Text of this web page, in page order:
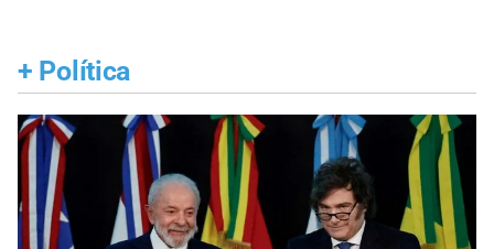
+ Política